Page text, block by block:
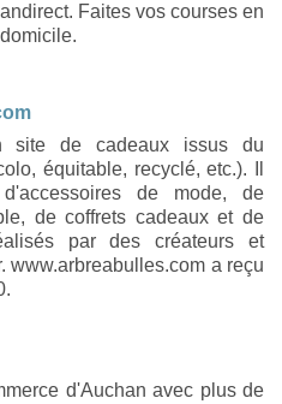
Faites vos courses en
site de cadeaux issus du
équitable, recyclé, etc.). Il
de mode, de
de coffrets cadeaux et de
par des créateurs et
www.arbreabulles.com a reçu
d'Auchan avec plus de